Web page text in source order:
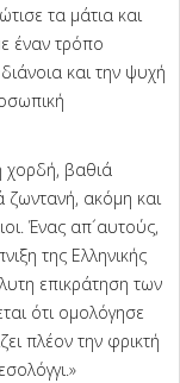
τα μάτια και
έναν τρόπο
και την ψυχή
χορδή, βαθιά
ακόμη και
Ένας απ´αυτούς,
της Ελληνικής
επικράτηση των
ότι ομολόγησε
πλέον την φρικτή